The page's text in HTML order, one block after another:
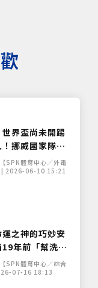
界盃尚未開踢
挪威國家隊發
團體照 展現強
與團隊凝聚力
SPN體育中心／外電
| 2026-06-10 15:21
之神的巧妙安
年前「幫洗
如今世界盃決賽
演對決
SPN體育中心／綜合
07-16 18:13